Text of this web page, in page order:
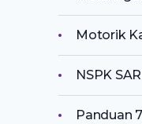
Motorik
NSPK
Panduan